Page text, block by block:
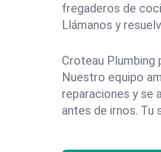
fregaderos de
Llámanos y
Croteau Plumbing
Nuestro equipo
reparaciones y se
antes de irnos.